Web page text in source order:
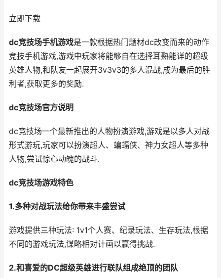
立即下载
dc竞技场手机游戏是一款根据热门题材dc改变而来的动作
竞技手机游戏,游戏中玩家将能够自在选择耳熟能详的超级
英雄人物,和队友一起展开3v3v3的多人混战,成为最后的胜
利者,获取更多的奖励.
dc竞技场官方说明
dc竞技场一个最新推出的人物扮演游戏,游戏是以多人对战
形式游玩,玩家可以扮演超人、蝙蝠侠、神力女超人等多种
人物,尝试惊心动魄的战斗.
dc竞技场游戏特色
1.多种对战玩法给你带来丰盛尝试
游戏提供三种玩法: 1v1个人赛、纪录玩法、生存玩法,根据
不同的游戏玩法,谋略相对计画以赢得挑战.
2.和喜爱的DC超级英雄进行联队组成绝顶的团队